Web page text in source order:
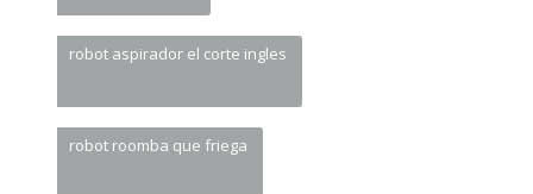
robot aspirador el corte ingles
robot roomba que friega